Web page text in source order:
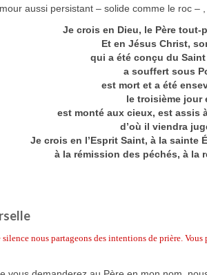
aussi persistant – solide comme le roc –
Je crois en Dieu, le Père tout-
Et en Jésus Christ,
qui a été conçu du
a souffert sous
est mort et a été
le troisième jour
est monté aux cieux, est assis
d’où il viendra
Je crois en l’Esprit Saint, à la sainte
à la rémission des péchés, à la
silence nous partageons des intentions de prière.